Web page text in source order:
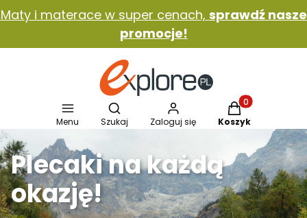
Maty i materace w super cenach, sprawdź nasze
promocje!
Menu
Otwórz wyszukiwarkę
Szukaj Zaloguj się
Produkty w
Koszyk
Plecaki na każdą
okazję!